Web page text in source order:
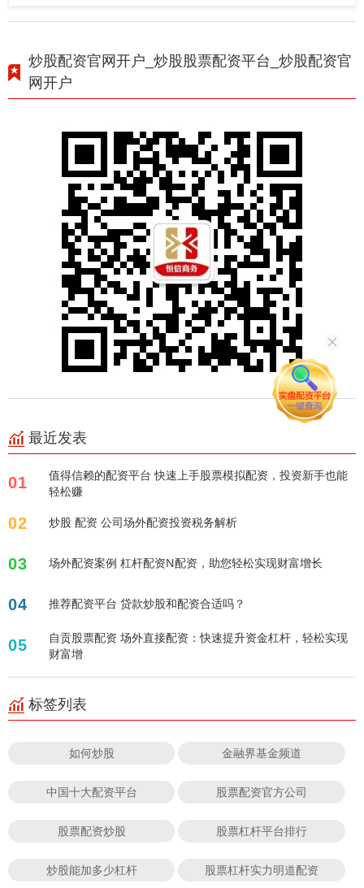
炒股配资官网开户_炒股股票配资平台_炒股配资官
网开户
最近发表
01
值得信赖的配资平台 快速上手股票模拟配资，投资新手也能
轻松赚
02 炒股 配资 公司场外配资投资税务解析
03 场外配资案例 杠杆配资N配资，助您轻松实现财富增长
04 推荐配资平台 贷款炒股和配资合适吗？
05
自贡股票配资 场外直接配资：快速提升资金杠杆，轻松实现
财富增
标签列表
如何炒股 金融界基金频道
中国十大配资平台 股票配资官方公司
股票配资炒股 股票杠杆平台排行
炒股能加多少杠杆 股票杠杆实力明道配资